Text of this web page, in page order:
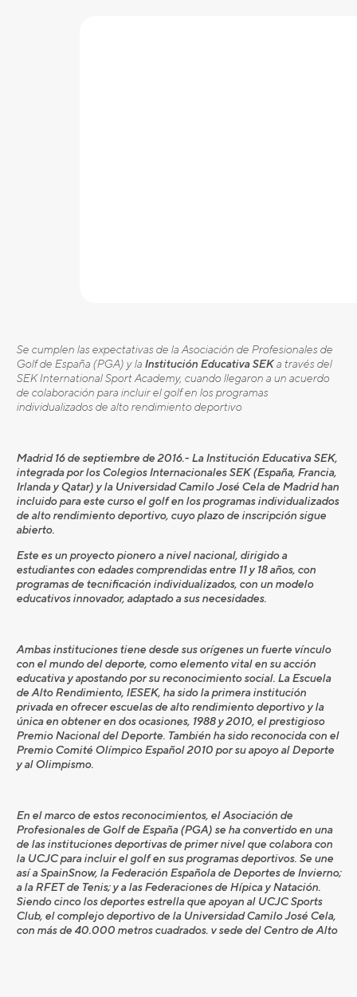
Se cumplen las expectativas de la Asociación de Profesionales de
Golf de España (PGA) y la Institución Educativa SEKa través del
SEK International Sport Academy, cuando llegaron a un acuerdo
de colaboración para incluir el golf en los programas
individualizados de alto rendimiento deportivo
Madrid 16 de septiembre de 2016.- La Institución Educativa SEK,
integrada por los Colegios Internacionales SEK (España, Francia,
Irlanda y Qatar) y la Universidad Camilo José Cela de Madrid han
incluido para este curso el golf en los programas individualizados
de alto rendimiento deportivo, cuyo plazo de inscripción sigue
abierto.
Este es un proyecto pionero a nivel nacional, dirigido a
estudiantes con edades comprendidas entre 11 y 18 años, con
programas de tecnificación individualizados, con un modelo
educativos innovador, adaptado a sus necesidades.
Ambas instituciones tiene desde sus orígenes un fuerte vínculo
con el mundo del deporte, como elemento vital en su acción
educativa y apostando por su reconocimiento social. La Escuela
de Alto Rendimiento, IESEK, ha sido la primera institución
privada en ofrecer escuelas de alto rendimiento deportivo y la
única en obtener en dos ocasiones, 1988 y 2010, el prestigioso
Premio Nacional del Deporte. También ha sido reconocida con el
Premio Comité Olímpico Español 2010 por su apoyo al Deporte
y al Olimpismo.
En el marco de estos reconocimientos, el Asociación de
Profesionales de Golf de España (PGA) se ha convertido en una
de las instituciones deportivas de primer nivel que colabora con
la UCJC para incluir el golf en sus programas deportivos. Se une
así a SpainSnow, la Federación Española de Deportes de Invierno;
a la RFET de Tenis; y a las Federaciones de Hípica y Natación.
Siendo cinco los deportes estrella que apoyan al UCJC Sports
Club, el complejo deportivo de la Universidad Camilo José Cela,
con más de 40.000 metros cuadrados, y sede del Centro de Alto